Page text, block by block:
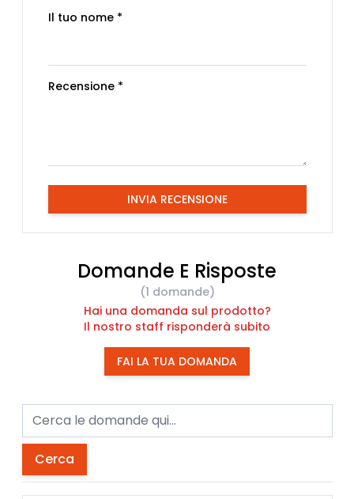
Il tuo nome *
Recensione *
INVIA RECENSIONE
Domande E Risposte
(1 domande)
Hai una domanda sul prodotto?
Il nostro staff risponderà subito
FAI LA TUA DOMANDA
Cerca